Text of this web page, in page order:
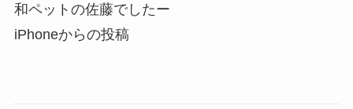
和ペットの佐藤でしたー
iPhoneからの投稿